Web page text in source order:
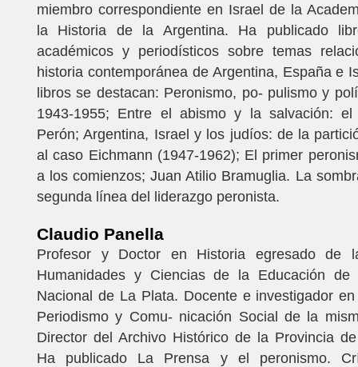
miembro correspondiente en Israel de la
la Historia de la Argentina. Ha publicado
académicos y periodísticos sobre temas
historia contemporánea de Argentina, España e
libros se destacan: Peronismo, po- pulismo y
1943-1955; Entre el abismo y la salvación: el
Perón; Argentina, Israel y los judíos: de la
al caso Eichmann (1947-1962); El primer
a los comienzos; Juan Atilio Bramuglia. La
segunda línea del liderazgo peronista.
Claudio Panella
Profesor y Doctor en Historia egresado de
Humanidades y Ciencias de la Educación de
Nacional de La Plata. Docente e investigador
Periodismo y Comu- nicación Social de la
Director del Archivo Histórico de la Provincia
Ha publicado La Prensa y el peronismo.